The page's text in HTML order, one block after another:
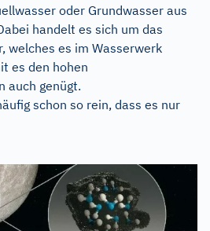
oder Grundwasser aus
handelt es sich um das
welches es im Wasserwerk
es den hohen
auch genügt.
schon so rein, dass es nur